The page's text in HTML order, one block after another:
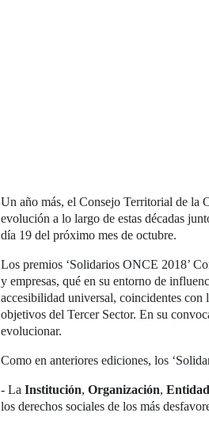
Un año más, el Consejo Territorial de la
evolución a lo largo de estas décadas
día 19 del próximo mes de octubre.
Los premios ‘Solidarios ONCE 2018’
y empresas, qué en su entorno de
accesibilidad universal, coincidentes
objetivos del Tercer Sector. En su
evolucionar.
Como en anteriores ediciones, los
- La Institución, Organización, Entidad
los derechos sociales de los más